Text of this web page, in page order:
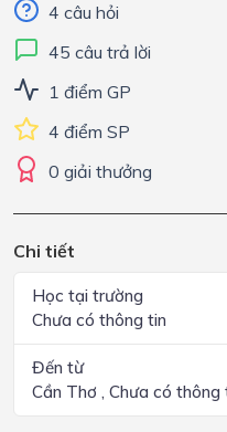
4 câu hỏi
45 câu trả lời
1 điểm GP
4 điểm SP
0 giải thưởng
Chi tiết
Học tại trường
Chưa có thông tin
Đến từ
Cần Thơ , Chưa có thông